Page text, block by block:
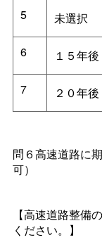
5 未選択
6 １５年後
7 ２０年後
問６高速道路に
可）
【高速道路整備
ください。】